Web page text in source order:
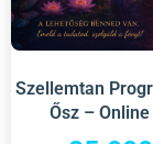
Szellemtan
Ősz –